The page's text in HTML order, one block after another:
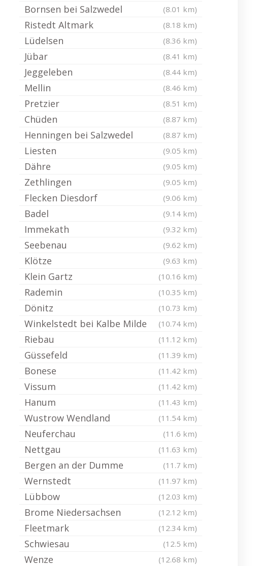
Bornsen bei Salzwedel (8.01 km)
Ristedt Altmark (8.18 km)
Lüdelsen (8.36 km)
Jübar (8.41 km)
Jeggeleben (8.44 km)
Mellin (8.46 km)
Pretzier (8.51 km)
Chüden (8.87 km)
Henningen bei Salzwedel (8.87 km)
Liesten (9.05 km)
Dähre (9.05 km)
Zethlingen (9.05 km)
Flecken Diesdorf (9.06 km)
Badel (9.14 km)
Immekath (9.32 km)
Seebenau (9.62 km)
Klötze (9.63 km)
Klein Gartz (10.16 km)
Rademin (10.35 km)
Dönitz (10.73 km)
Winkelstedt bei Kalbe Milde (10.74 km)
Riebau (11.12 km)
Güssefeld (11.39 km)
Bonese (11.42 km)
Vissum (11.42 km)
Hanum (11.43 km)
Wustrow Wendland (11.54 km)
Neuferchau (11.6 km)
Nettgau (11.63 km)
Bergen an der Dumme (11.7 km)
Wernstedt (11.97 km)
Lübbow (12.03 km)
Brome Niedersachsen (12.12 km)
Fleetmark (12.34 km)
Schwiesau (12.5 km)
Wenze (12.68 km)